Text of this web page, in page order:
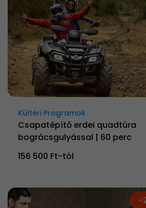
Kültéri Programok
Csapatépítő erdei quadtúra
bográcsgulyással | 60 perc
156 500 Ft-tól
-